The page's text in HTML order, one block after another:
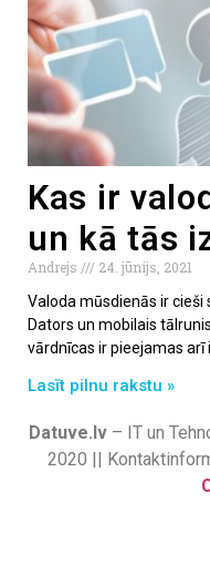
Kas ir
un kā tās
Andrejs
24. jūnijs, 2021
Valoda mūsdienās ir
Dators un mobilais
vārdnīcas ir pieejamas
Lasīt pilnu rakstu »
Datuve.lv– IT un
2020 ||